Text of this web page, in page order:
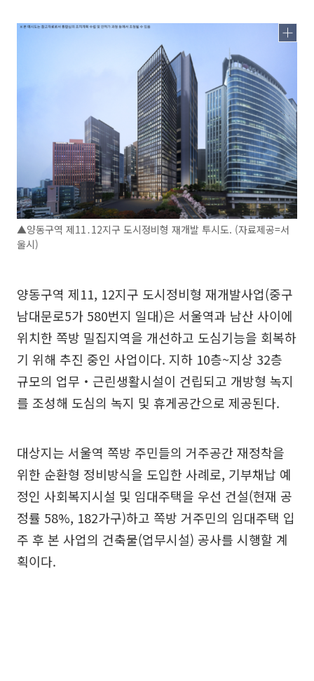
▲양동구역 제11․12지구 도시정비형 재개발 투시도. (자료제공=서
울시)
양동구역 제11, 12지구 도시정비형 재개발사업(중구
남대문로5가 580번지 일대)은 서울역과 남산 사이에
위치한 쪽방 밀집지역을 개선하고 도심기능을 회복하
기 위해 추진 중인 사업이다. 지하 10층~지상 32층
규모의 업무‧근린생활시설이 건립되고 개방형 녹지
를 조성해 도심의 녹지 및 휴게공간으로 제공된다.
대상지는 서울역 쪽방 주민들의 거주공간 재정착을
위한 순환형 정비방식을 도입한 사례로, 기부채납 예
정인 사회복지시설 및 임대주택을 우선 건설(현재 공
정률 58%, 182가구)하고 쪽방 거주민의 임대주택 입
주 후 본 사업의 건축물(업무시설) 공사를 시행할 계
획이다.